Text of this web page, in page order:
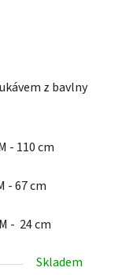
z bavlny
cm
cm
- 24 cm
Skladem